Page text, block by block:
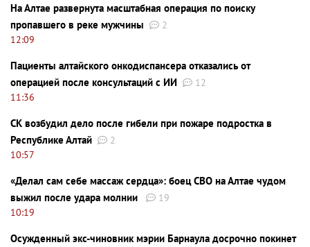
На Алтае развернута масштабная операция по поиску
пропавшего в реке мужчины
2
12:09
Пациенты алтайского онкодиспансера отказались от
операцией после консультаций с ИИ
12
11:36
СК возбудил дело после гибели при пожаре подростка в
Республике Алтай
2
10:57
«Делал сам себе массаж сердца»: боец СВО на Алтае чудом
выжил после удара молнии
19
10:19
Осужденный экс-чиновник мэрии Барнаула досрочно покинет